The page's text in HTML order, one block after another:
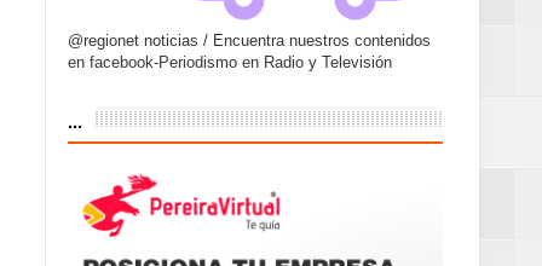
@regionet noticias / Encuentra nuestros contenidos
en facebook-Periodismo en Radio y Televisión
...